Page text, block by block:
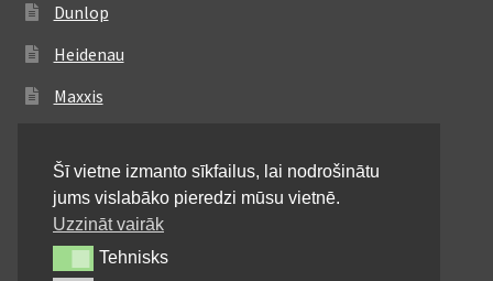
Dunlop
Heidenau
Maxxis
Michelin
Mitas
Pirelli
Šī vietne izmanto sīkfailus, lai nodrošinātu
jums vislabāko pieredzi mūsu vietnē.
Uzzināt vairāk
TehnisksTehnisks